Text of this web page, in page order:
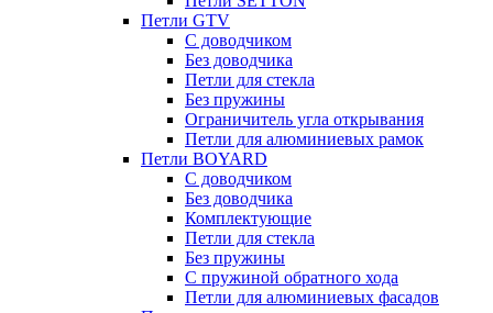
Петли GTV
С доводчиком
Без доводчика
Петли для стекла
Без пружины
Ограничитель угла открывания
Петли для алюминиевых рамок
Петли BOYARD
С доводчиком
Без доводчика
Комплектующие
Петли для стекла
Без пружины
С пружиной обратного хода
Петли для алюминиевых фасадов